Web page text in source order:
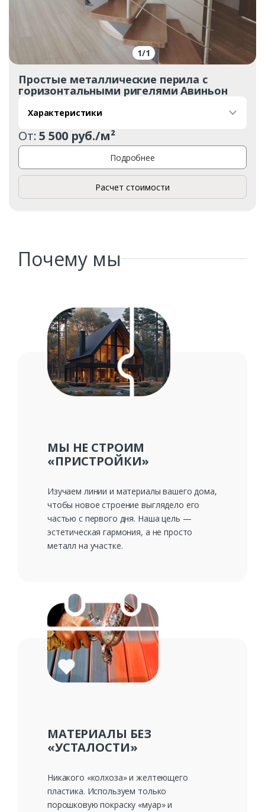
Заказать
Ваше имя*
Ваш телефон*
1/1
Простые металлические перила с
горизонтальными ригелями Авиньон
Характеристики
От:5 500 руб./м²
Подробнее
Расчет стоимости
Почему мы
МЫ НЕ СТРОИМ
«ПРИСТРОЙКИ»
Изучаем линии и материалы вашего дома,
чтобы новое строение выглядело его
частью с первого дня. Наша цель —
эстетическая гармония, а не просто
металл на участке.
МАТЕРИАЛЫ БЕЗ
«УСТАЛОСТИ»
Никакого «колхоза» и желтеющего
пластика. Используем только
порошковую покраску «муар» и